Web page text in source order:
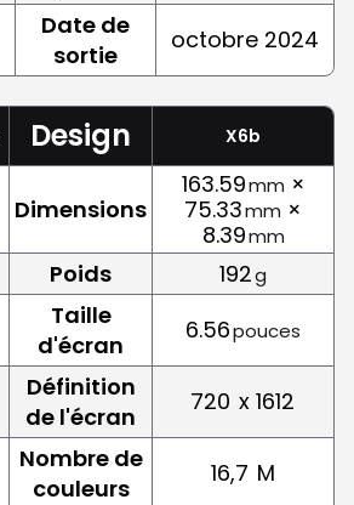
Date de
sortie
octobre 2024
Design X6b
Dimensions
163.59mm ×
75.33mm ×
8.39mm
Poids 192g
Taille
d'écran
6.56pouces
Définition
de l'écran
720 x 1612
Nombre de
couleurs
16,7 M